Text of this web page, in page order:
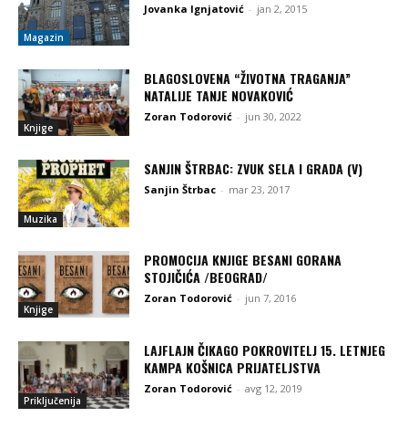
Magazin
Jovanka Ignjatović - jan 2, 2015
Knjige
BLAGOSLOVENA “ŽIVOTNA TRAGANJA”
NATALIJE TANJE NOVAKOVIĆ
Zoran Todorović - jun 30, 2022
Muzika
SANJIN ŠTRBAC: ZVUK SELA I GRADA (V)
Sanjin Štrbac - mar 23, 2017
Knjige
PROMOCIJA KNJIGE BESANI GORANA
STOJIČIĆA /BEOGRAD/
Zoran Todorović - jun 7, 2016
Priključenija
LAJFLAJN ČIKAGO POKROVITELJ 15. LETNJEG
KAMPA KOŠNICA PRIJATELJSTVA
Zoran Todorović - avg 12, 2019